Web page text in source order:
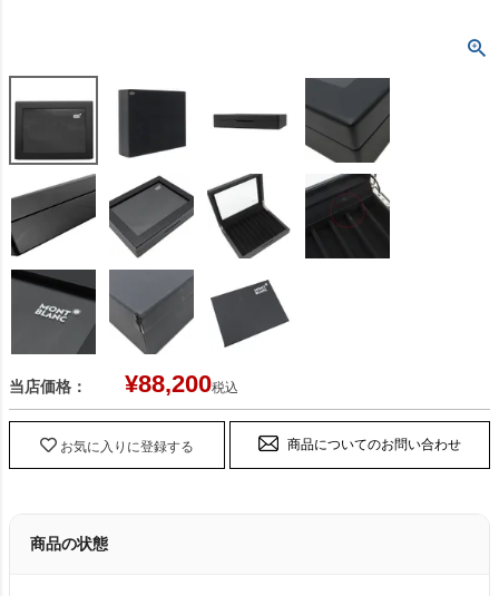
当店価格： ¥88,200税込
お気に入りに登録する 商品についてのお問い合わせ
商品の状態